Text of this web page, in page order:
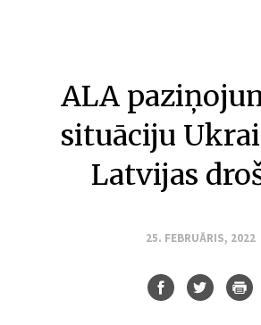
ALA
situāciju
Latvijas
25. FEBRUĀRIS, 2022